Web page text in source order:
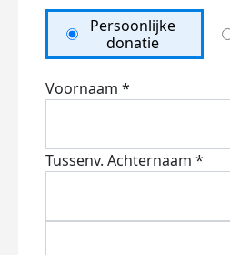
Persoonlijke
donatie
Voornaam *
Tussenv. Achternaam *